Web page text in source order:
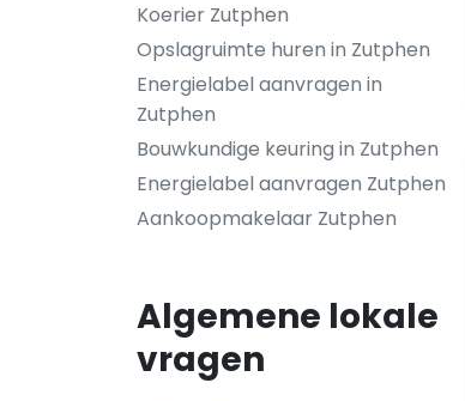
Koerier Zutphen
Opslagruimte huren in Zutphen
Energielabel aanvragen in
Zutphen
Bouwkundige keuring in Zutphen
Energielabel aanvragen Zutphen
Aankoopmakelaar Zutphen
Algemene lokale
vragen